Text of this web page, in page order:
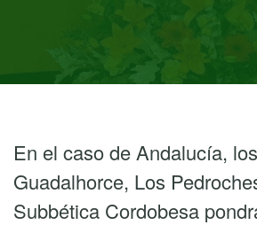
En el caso de Andalucía,
Guadalhorce, Los
Subbética Cordobesa